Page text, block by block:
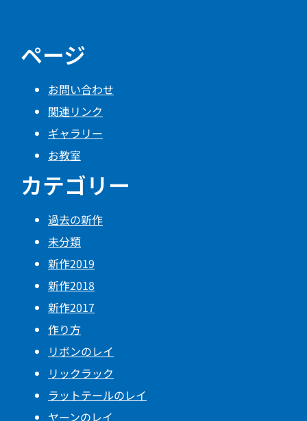
ページ
お問い合わせ
関連リンク
ギャラリー
お教室
カテゴリー
過去の新作
未分類
新作2019
新作2018
新作2017
作り方
リボンのレイ
リックラック
ラットテールのレイ
ヤーンのレイ